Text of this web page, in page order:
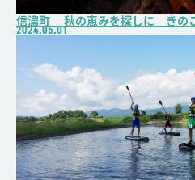
信濃町 秋の恵みを探しに きの
2024.05.01